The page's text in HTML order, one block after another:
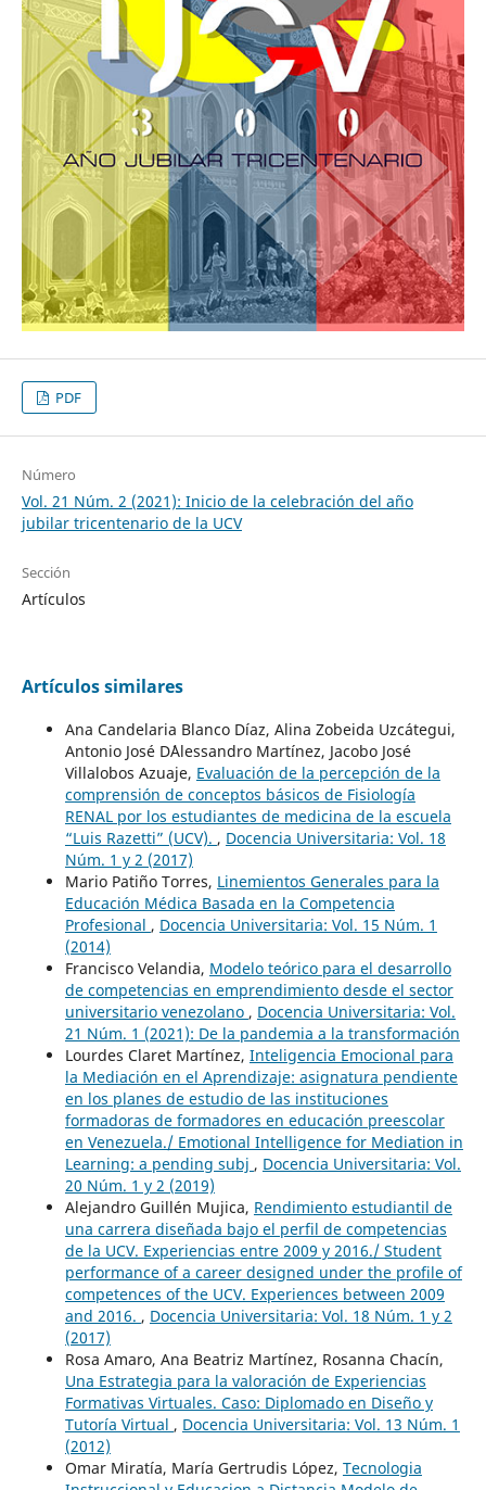
PDF
Número
Vol. 21 Núm. 2 (2021): Inicio de la celebración del año
jubilar tricentenario de la UCV
Sección
Artículos
Artículos similares
Ana Candelaria Blanco Díaz, Alina Zobeida Uzcátegui,
Antonio José D´Alessandro Martínez, Jacobo José
Villalobos Azuaje, Evaluación de la percepción de la
comprensión de conceptos básicos de Fisiología
RENAL por los estudiantes de medicina de la escuela
“Luis Razetti” (UCV). , Docencia Universitaria: Vol. 18
Núm. 1 y 2 (2017)
Mario Patiño Torres, Linemientos Generales para la
Educación Médica Basada en la Competencia
Profesional , Docencia Universitaria: Vol. 15 Núm. 1
(2014)
Francisco Velandia, Modelo teórico para el desarrollo
de competencias en emprendimiento desde el sector
universitario venezolano , Docencia Universitaria: Vol.
21 Núm. 1 (2021): De la pandemia a la transformación
Lourdes Claret Martínez, Inteligencia Emocional para
la Mediación en el Aprendizaje: asignatura pendiente
en los planes de estudio de las instituciones
formadoras de formadores en educación preescolar
en Venezuela./ Emotional Intelligence for Mediation in
Learning: a pending subj , Docencia Universitaria: Vol.
20 Núm. 1 y 2 (2019)
Alejandro Guillén Mujica, Rendimiento estudiantil de
una carrera diseñada bajo el perfil de competencias
de la UCV. Experiencias entre 2009 y 2016./ Student
performance of a career designed under the profile of
competences of the UCV. Experiences between 2009
and 2016. , Docencia Universitaria: Vol. 18 Núm. 1 y 2
(2017)
Rosa Amaro, Ana Beatriz Martínez, Rosanna Chacín,
Una Estrategia para la valoración de Experiencias
Formativas Virtuales. Caso: Diplomado en Diseño y
Tutoría Virtual , Docencia Universitaria: Vol. 13 Núm. 1
(2012)
Omar Miratía, María Gertrudis López, Tecnologia